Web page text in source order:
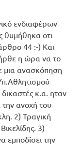
ενδιαφέρων
θυμήθηκα οτι
44 :-) Και
η ώρα να το
ανασκόπηση
κ.α. ηταν
ανοχή του
2) Τραγική
3)
εμποδίσει την